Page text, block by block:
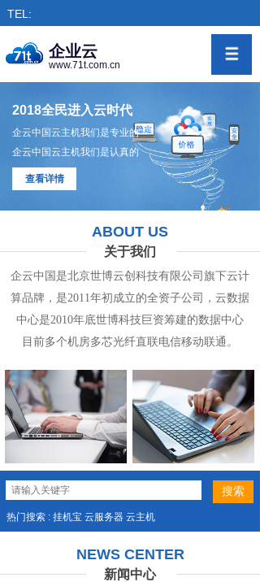
TEL:
企业云
www.71t.com.cn
2018全民进入云时代
企云中国云主机我们是专业的
企云中国云主机我们是认真的
查看详情
ABOUT US
关于我们
企云中国是北京世博云创科技有限公司旗下云计
算品牌，是2011年初成立的全资子公司， 云数据
中心是2010年底世博科技巨资筹建的数据中心
目前多个机房多芯光纤直联电信移动联通。
热门搜索 : 挂机宝 云服务器 云主机
NEWS CENTER
新闻中心